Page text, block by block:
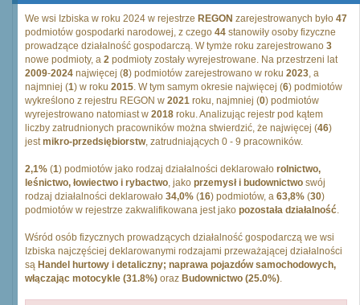
We wsi Izbiska w roku 2024 w rejestrze REGON zarejestrowanych było 47
podmiotów gospodarki narodowej, z czego 44 stanowiły osoby fizyczne
prowadzące działalność gospodarczą. W tymże roku zarejestrowano 3
nowe podmioty, a 2 podmioty zostały wyrejestrowane. Na przestrzeni lat
2009-2024 najwięcej (8) podmiotów zarejestrowano w roku 2023, a
najmniej (1) w roku 2015. W tym samym okresie najwięcej (6) podmiotów
wykreślono z rejestru REGON w 2021 roku, najmniej (0) podmiotów
wyrejestrowano natomiast w 2018 roku. Analizując rejestr pod kątem
liczby zatrudnionych pracowników można stwierdzić, że najwięcej (46)
jestmikro-przedsiębiorstw, zatrudniających 0 - 9 pracowników.
2,1% (1) podmiotów jako rodzaj działalności deklarowało rolnictwo,
leśnictwo, łowiectwo i rybactwo, jako przemysł i budownictwo swój
rodzaj działalności deklarowało 34,0% (16) podmiotów, a 63,8% (30)
podmiotów w rejestrze zakwalifikowana jest jako pozostała działalność.
Wśród osób fizycznych prowadzących działalność gospodarczą we wsi
Izbiska najczęściej deklarowanymi rodzajami przeważającej działalności
są Handel hurtowy i detaliczny; naprawa pojazdów samochodowych,
włączając motocykle (31.8%) oraz Budownictwo (25.0%).